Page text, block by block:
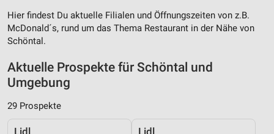
Hier findest Du aktuelle Filialen und Öffnungszeiten von z.B.
McDonald´s, rund um das Thema Restaurant in der Nähe von
Schöntal.
Aktuelle Prospekte für Schöntal und
Umgebung
29 Prospekte
Lidl Lidl